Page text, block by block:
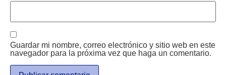
Guardar mi nombre, correo electrónico y sitio web en este
navegador para la próxima vez que haga un comentario.